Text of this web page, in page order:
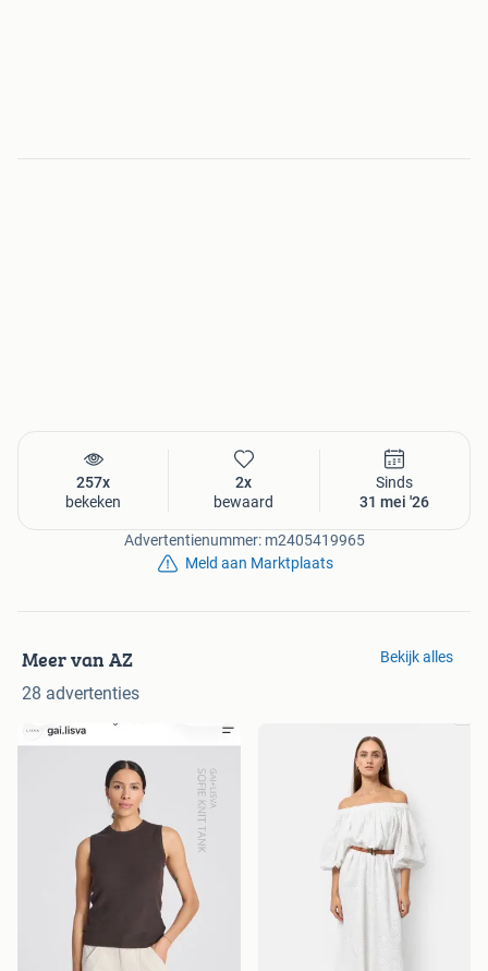
257x
bekeken
2x
bewaard
Sinds
31 mei '26
Advertentienummer: m2405419965
Meld aan Marktplaats
Meer van AZ
28 advertenties
Bekijk alles